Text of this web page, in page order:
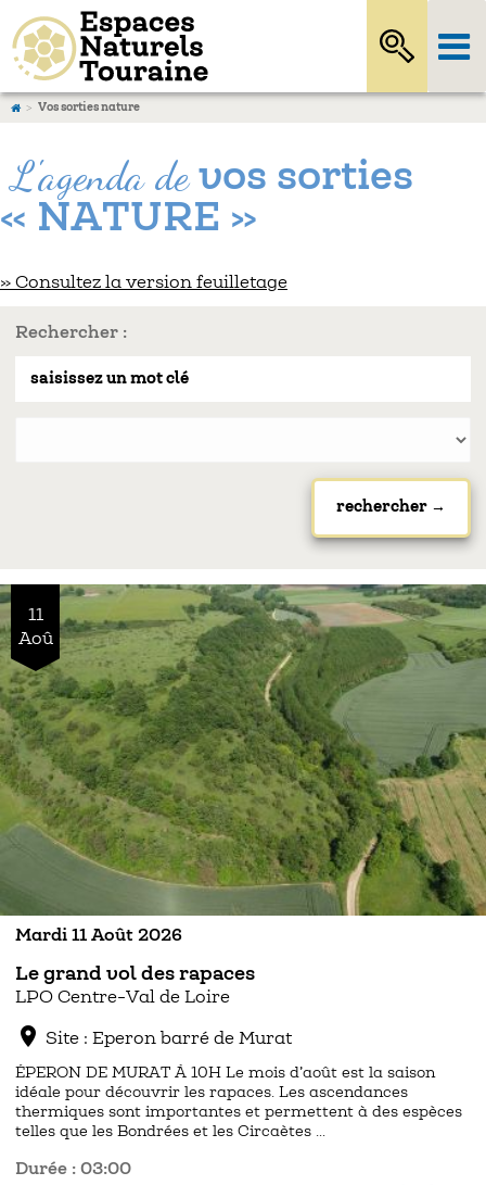
Vos sorties nature
L'agenda devos sorties
« NATURE »
» Consultez la version feuilletage
Rechercher :
11
Aoû
Mardi 11 Août 2026
Le grand vol des rapaces
LPO Centre-Val de Loire
location_on Site : Eperon barré de Murat
ÉPERON DE MURAT À 10H Le mois d’août est la saison
idéale pour découvrir les rapaces. Les ascendances
thermiques sont importantes et permettent à des espèces
telles que les Bondrées et les Circaètes …
Durée : 03:00